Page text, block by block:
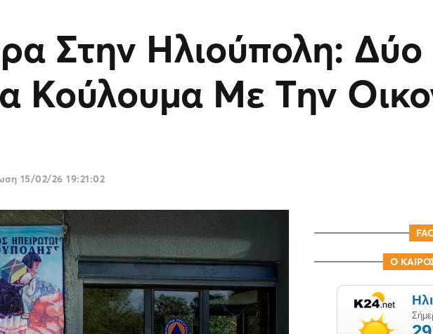
Στην Ηλιούπολη: Δύο
Κούλουμα Με Την
15/02/26 19:21:02
Ο